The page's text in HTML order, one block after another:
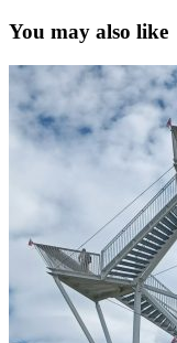
You may also like